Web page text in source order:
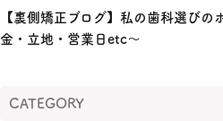
【裏側矯正ブログ】私の歯科選びの
金・立地・営業日etc〜
CATEGORY